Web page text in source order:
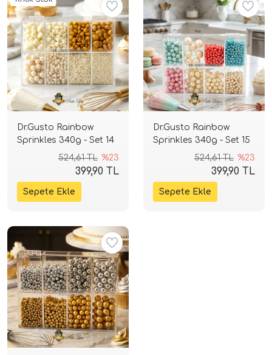
Dr.Gusto Rainbow
Sprinkles 340g - Set 14
524,61 TL %23
399,90 TL
Dr.Gusto Rainbow
Sprinkles 340g - Set 15
524,61 TL %23
399,90 TL